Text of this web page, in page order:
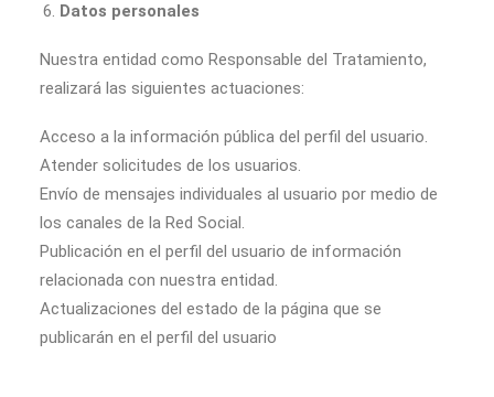
Datos personales
Nuestra entidad como Responsable del Tratamiento,
realizará las siguientes actuaciones:
Acceso a la información pública del perfil del usuario.
Atender solicitudes de los usuarios.
Envío de mensajes individuales al usuario por medio de
los canales de la Red Social.
Publicación en el perfil del usuario de información
relacionada con nuestra entidad.
Actualizaciones del estado de la página que se
publicarán en el perfil del usuario